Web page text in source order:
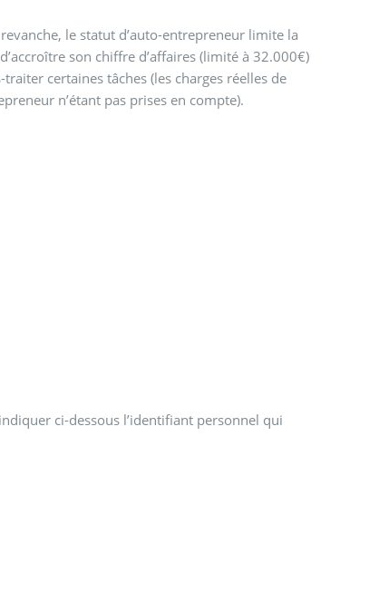
le statut d’auto-entrepreneur limite la
son chiffre d’affaires (limité à 32.000€)
traiter certaines tâches (les charges réelles de
n’étant pas prises en compte).
ci-dessous l’identifiant personnel qui